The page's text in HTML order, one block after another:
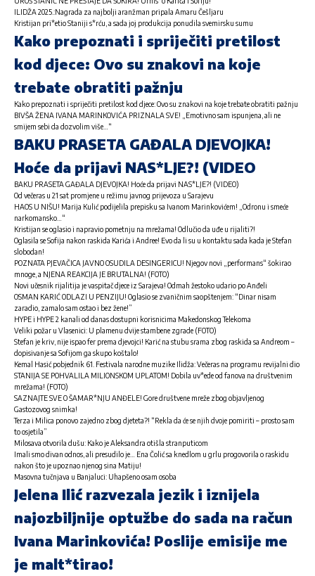
ILIDŽA 2025.:Nagrada za najbolji aranžman pripala Amaru Češljaru
Kristijan pri*etio Staniji s*rću, a sada joj produkcija ponudila svemirsku sumu
Kako prepoznati i spriječiti pretilost
kod djece: Ovo su znakovi na koje
trebate obratiti pažnju
Kako prepoznati i spriječiti pretilost kod djece: Ovo su znakovi na koje trebate obratiti pažnju
BIVŠA ŽENA IVANA MARINKOVIĆA PRIZNALA SVE! „Emotivno sam ispunjena, ali ne
smijem sebi da dozvolim više…“
BAKU PRASETA GAĐALA DJEVOJKA!
Hoće da prijavi NAS*LJE?! (VIDEO
BAKU PRASETA GAĐALA DJEVOJKA! Hoće da prijavi NAS*LJE?! (VIDEO)
Od večeras u 21 sat promjene u režimu javnog prijevoza u Sarajevu
HAOS U NIŠU! Marija Kulić podijelila prepisku sa Ivanom Marinkovićem! „Odronu i smeće
narkomansko…“
Kristijan se oglasio i napravio pometnju na mrežama! Odlučio da uđe u rijaliti?!
Oglasila se Sofija nakon raskida Karića i Andree! Evo da li su u kontaktu sada kada je Stefan
slobodan!
POZNATA PJEVAČICA JAVNO OSUDILA DESINGERICU! Njegov novi „performans“ šokirao
mnoge, a NJENA REAKCIJA JE BRUTALNA! (FOTO)
Novi učesnik rijalitija je vaspitač djece iz Sarajeva! Odmah žestoko udario po Anđeli
OSMAN KARIĆ ODLAZI U PENZIJU! Oglasio se zvaničnim saopštenjem: “Dinar nisam
zaradio, zamalo sam ostao i bez žene!”
HYPE i HYPE 2 kanali od danas dostupni korisnicima Makedonskog Telekoma
Veliki požar u Vlasenici: U plamenu dvije stambene zgrade (FOTO)
Stefan je kriv, nije ispao fer prema djevojci! Karić na stubu srama zbog raskida sa Andreom –
dopisivanje sa Sofijom ga skupo koštalo!
Kemal Hasić pobjednik 61. Festivala narodne muzike Ilidža: Večeras na programu revijalni dio
STANIJA SE POHVALILA MILIONSKOM UPLATOM! Dobila uv*ede od fanova na društvenim
mrežama! (FOTO)
SAZNAJTE SVE O ŠAMAR*NJU ANĐELE! Gore društvene mreže zbog objavljenog
Gastozovog snimka!
Terza i Milica ponovo zajedno zbog djeteta?! “Rekla da će se njih dvoje pomiriti – prosto sam
to osjetila”
Milosava otvorila dušu: Kako je Aleksandra otišla stranputicom
Imali smo divan odnos, ali presudilo je… Ena Čolić sa knedlom u grlu progovorila o raskidu
nakon što je upoznao njenog sina Matiju!
Masovna tučnjava u Banjaluci: Uhapšeno osam osoba
Jelena Ilić razvezala jezik i iznijela
najozbiljnije optužbe do sada na račun
Ivana Marinkovića! Poslije emisije me
je malt*tirao!